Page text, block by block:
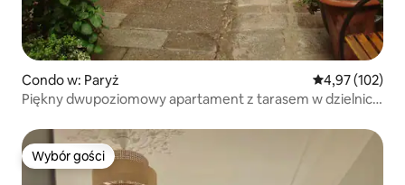
Condo w: Paryż Średnia
4,97 (102)
Piękny dwupoziomowy apartament z tarasem w dzielnicy
Wybór gości
Wybór gości